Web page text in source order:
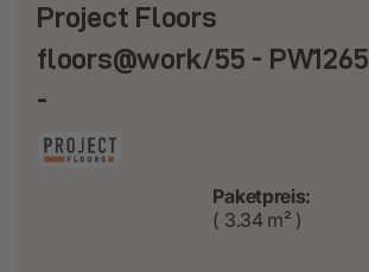
Project Floors
floors@work/55 - PW1265
-
Paketpreis:
( 3.34 m² )